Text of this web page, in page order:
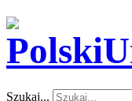
Szukaj...